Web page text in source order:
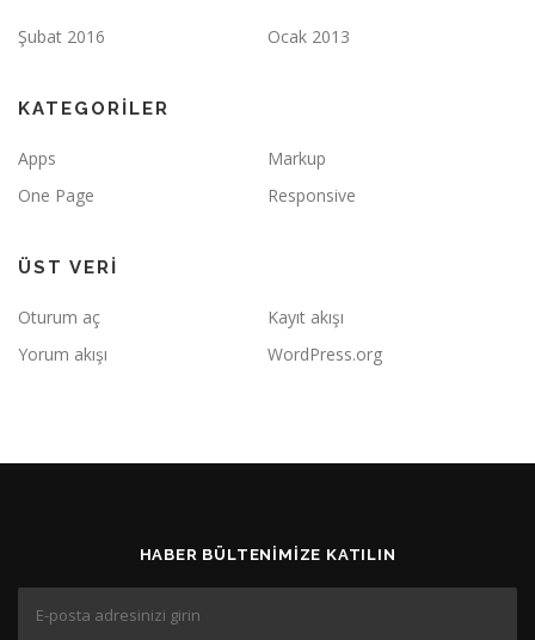
Şubat 2016 Ocak 2013
KATEGORILER
Apps
Markup
One Page
Responsive
ÜST VERI
Oturum aç
Kayıt akışı
Yorum akışı
WordPress.org
HABER BÜLTENIMIZE KATILIN